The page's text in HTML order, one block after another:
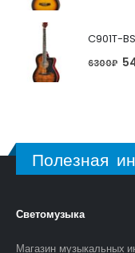
6300₽
Полезная
Светомузыка
Магазин музыкальных